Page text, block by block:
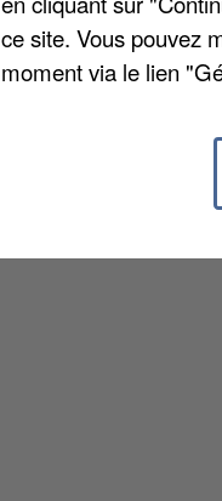
ce site. Vous pouvez
moment via le lien